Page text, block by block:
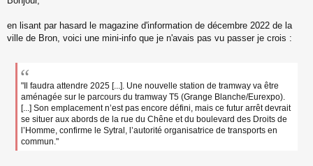
s
a
g
n
en lisant par hasard le magazine d'information de décembre 2022 de la
ville de Bron, voici une mini-info que je n'avais pas vu passer je crois :
"Il faudra attendre 2025 [...]. Une nouvelle station de tramway va être
aménagée sur le parcours du tramway T5 (Grange Blanche/Eurexpo).
[...] Son emplacement n’est pas encore défini, mais ce futur arrêt devrait
se situer aux abords de la rue du Chêne et du boulevard des Droits de
l’Homme, confirme le Sytral, l’autorité organisatrice de transports en
commun."